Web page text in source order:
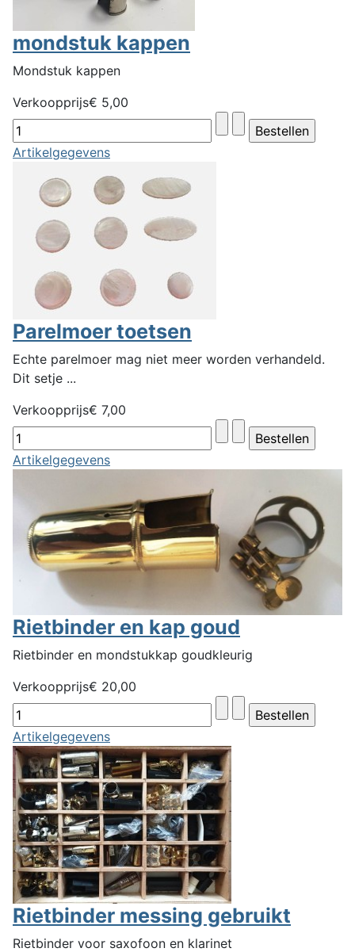
mondstuk kappen
Mondstuk kappen
Verkoopprijs€ 5,00
Artikelgegevens
Parelmoer toetsen
Echte parelmoer mag niet meer worden verhandeld.
Dit setje ...
Verkoopprijs€ 7,00
Artikelgegevens
Rietbinder en kap goud
Rietbinder en mondstukkap goudkleurig
Verkoopprijs€ 20,00
Artikelgegevens
Rietbinder messing gebruikt
Rietbinder voor saxofoon en klarinet